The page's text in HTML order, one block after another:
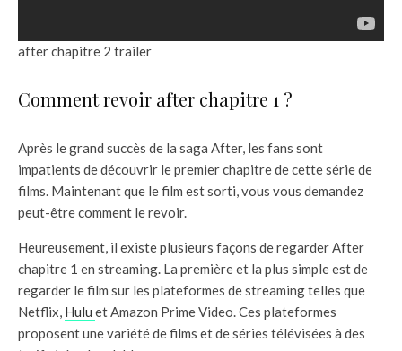
after chapitre 2 trailer
Comment revoir after chapitre 1 ?
Après le grand succès de la saga After, les fans sont
impatients de découvrir le premier chapitre de cette série de
films. Maintenant que le film est sorti, vous vous demandez
peut-être comment le revoir.
Heureusement, il existe plusieurs façons de regarder After
chapitre 1 en streaming. La première et la plus simple est de
regarder le film sur les plateformes de streaming telles que
Netflix, Hulu et Amazon Prime Video. Ces plateformes
proposent une variété de films et de séries télévisées à des